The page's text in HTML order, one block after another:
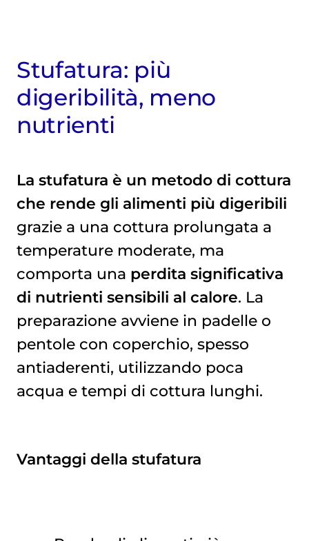
Stufatura: più
digeribilità, meno
nutrienti
La stufatura è un metodo di cottura
che rende gli alimenti più digeribili
grazie a una cottura prolungata a
temperature moderate, ma
comporta una perdita significativa
di nutrienti sensibili al calore. La
preparazione avviene in padelle o
pentole con coperchio, spesso
antiaderenti, utilizzando poca
acqua e tempi di cottura lunghi.
Vantaggi della stufatura